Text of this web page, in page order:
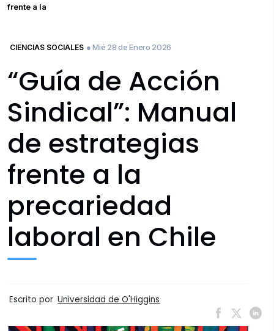
frente a la
CIENCIAS SOCIALES ● Mié 28 de Enero 2026
“Guía de Acción
Sindical”: Manual
de estrategias
frente a la
precariedad
laboral en Chile
Escrito por Universidad de O'Higgins